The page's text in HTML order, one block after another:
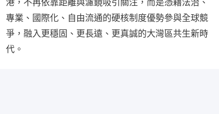
專業、國際化、自由流通的硬核制度優勢參與全球競
爭，融入更穩固、更長遠、更真誠的大灣區共生新時
代。